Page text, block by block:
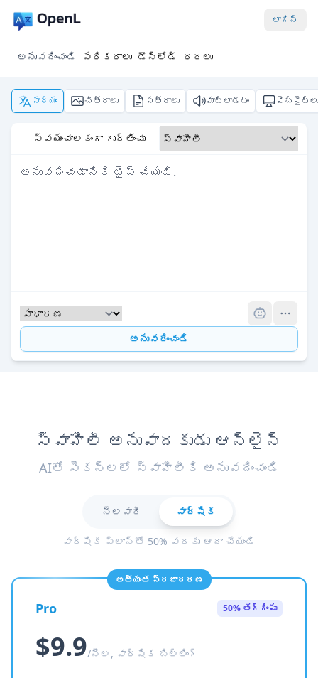
లాగిన్
అనువదించండి పరికరాలు డౌన్‌లోడ్ ధరలు
పాఠ్యం చిత్రాలు పత్రాలు మాట్లాడటం వెబ్‌సైట్లు
స్వయంచాలకంగా గుర్తించు
అనువదించండి
స్వాహిలీ అనువాదకుడు ఆన్‌లైన్
AIతో సెకన్లలో స్వాహిలీకి అనువదించండి
నెలవారీ వార్షిక
వార్షిక ప్లాన్‌తో 50% వరకు ఆదా చేయండి
అత్యంత ప్రజాదరణ
Pro 50% తగ్గింపు
$9.9/నెల, వార్షిక బిల్లింగ్